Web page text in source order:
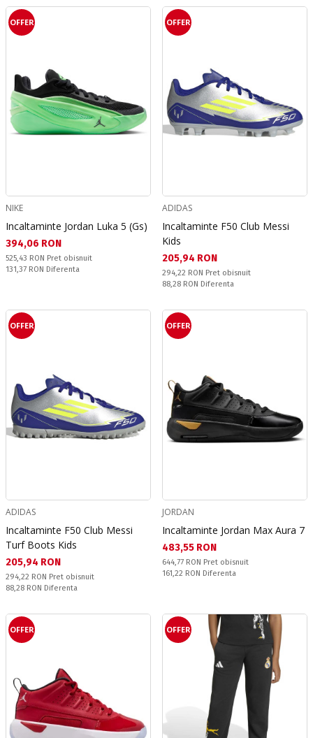
OFFER
NIKE
Incaltaminte Jordan Luka 5 (Gs)
Текуща цена:
394,06 RON
Pret obisnuit:
525,43 RON Pret obisnuit
Спестявате:
131,37 RON Diferenta
OFFER
ADIDAS
Incaltaminte F50 Club Messi
Kids
Текуща цена:
205,94 RON
Pret obisnuit:
294,22 RON Pret obisnuit
Спестявате:
88,28 RON Diferenta
OFFER
ADIDAS
Incaltaminte F50 Club Messi
Turf Boots Kids
Текуща цена:
205,94 RON
Pret obisnuit:
294,22 RON Pret obisnuit
Спестявате:
88,28 RON Diferenta
OFFER
JORDAN
Incaltaminte Jordan Max Aura 7
Текуща цена:
483,55 RON
Pret obisnuit:
644,77 RON Pret obisnuit
Спестявате:
161,22 RON Diferenta
OFFER OFFER